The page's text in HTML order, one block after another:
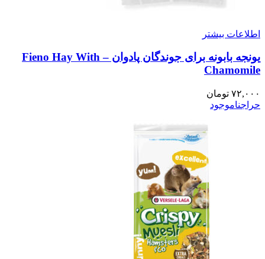
اطلاعات بیشتر
یونجه بابونه برای جوندگان پادوان – Fieno Hay With
Chamomile
۷۲,۰۰۰ تومان
حراجناموجود